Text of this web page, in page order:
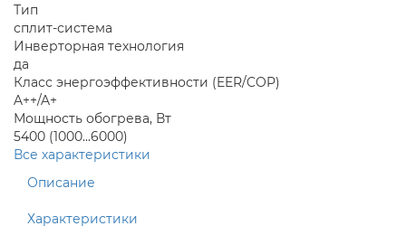
Тип
сплит-система
Инверторная технология
да
Класс энергоэффективности (EER/COP)
A++/A+
Мощность обогрева, Вт
5400 (1000...6000)
Все характеристики
Описание
Характеристики